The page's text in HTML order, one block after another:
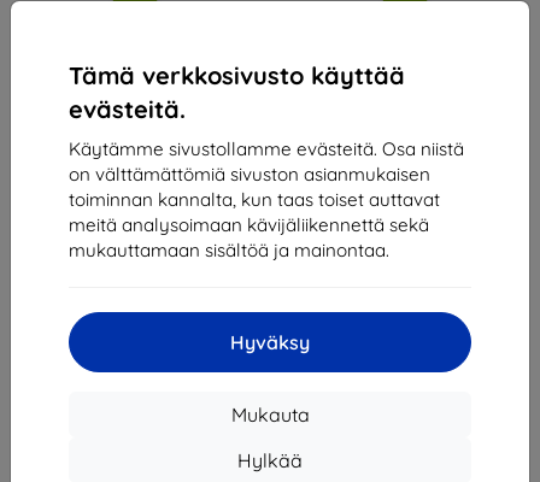
Tämä verkkosivusto käyttää
evästeitä.
Käytämme sivustollamme evästeitä. Osa niistä
on välttämättömiä sivuston asianmukaisen
toiminnan kannalta, kun taas toiset auttavat
meitä analysoimaan kävijäliikennettä sekä
mukauttamaan sisältöä ja mainontaa.
Hyväksy
Mukauta
Hylkää
yhteensä .
«
Shield-SK s.r.o.
SK2023549671